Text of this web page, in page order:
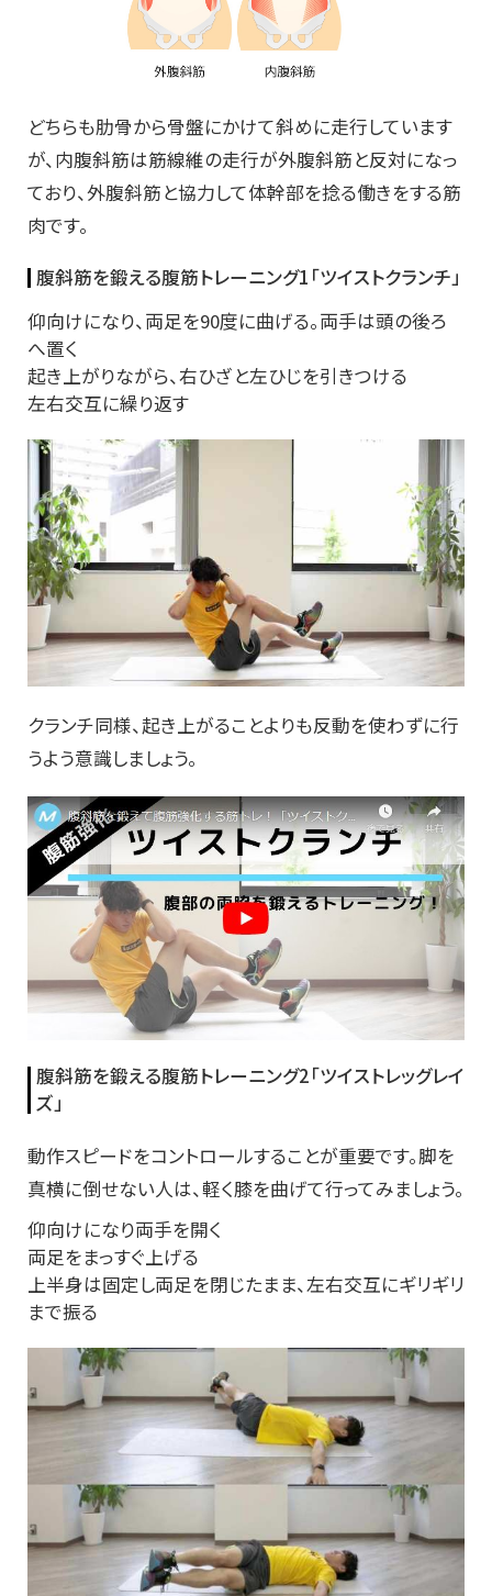
どちらも肋骨から骨盤にかけて斜めに走行しています
が、内腹斜筋は筋線維の走行が外腹斜筋と反対になっ
ており、外腹斜筋と協力して体幹部を捻る働きをする筋
肉です。
腹斜筋を鍛える腹筋トレーニング1「ツイストクランチ」
仰向けになり、両足を90度に曲げる。両手は頭の後ろ
へ置く
起き上がりながら、右ひざと左ひじを引きつける
左右交互に繰り返す
クランチ同様、起き上がることよりも反動を使わずに行
うよう意識しましょう。
腹斜筋を鍛える腹筋トレーニング2「ツイストレッグレイ
ズ」
動作スピードをコントロールすることが重要です。脚を
真横に倒せない人は、軽く膝を曲げて行ってみましょう。
仰向けになり両手を開く
両足をまっすぐ上げる
上半身は固定し両足を閉じたまま、左右交互にギリギリ
まで振る